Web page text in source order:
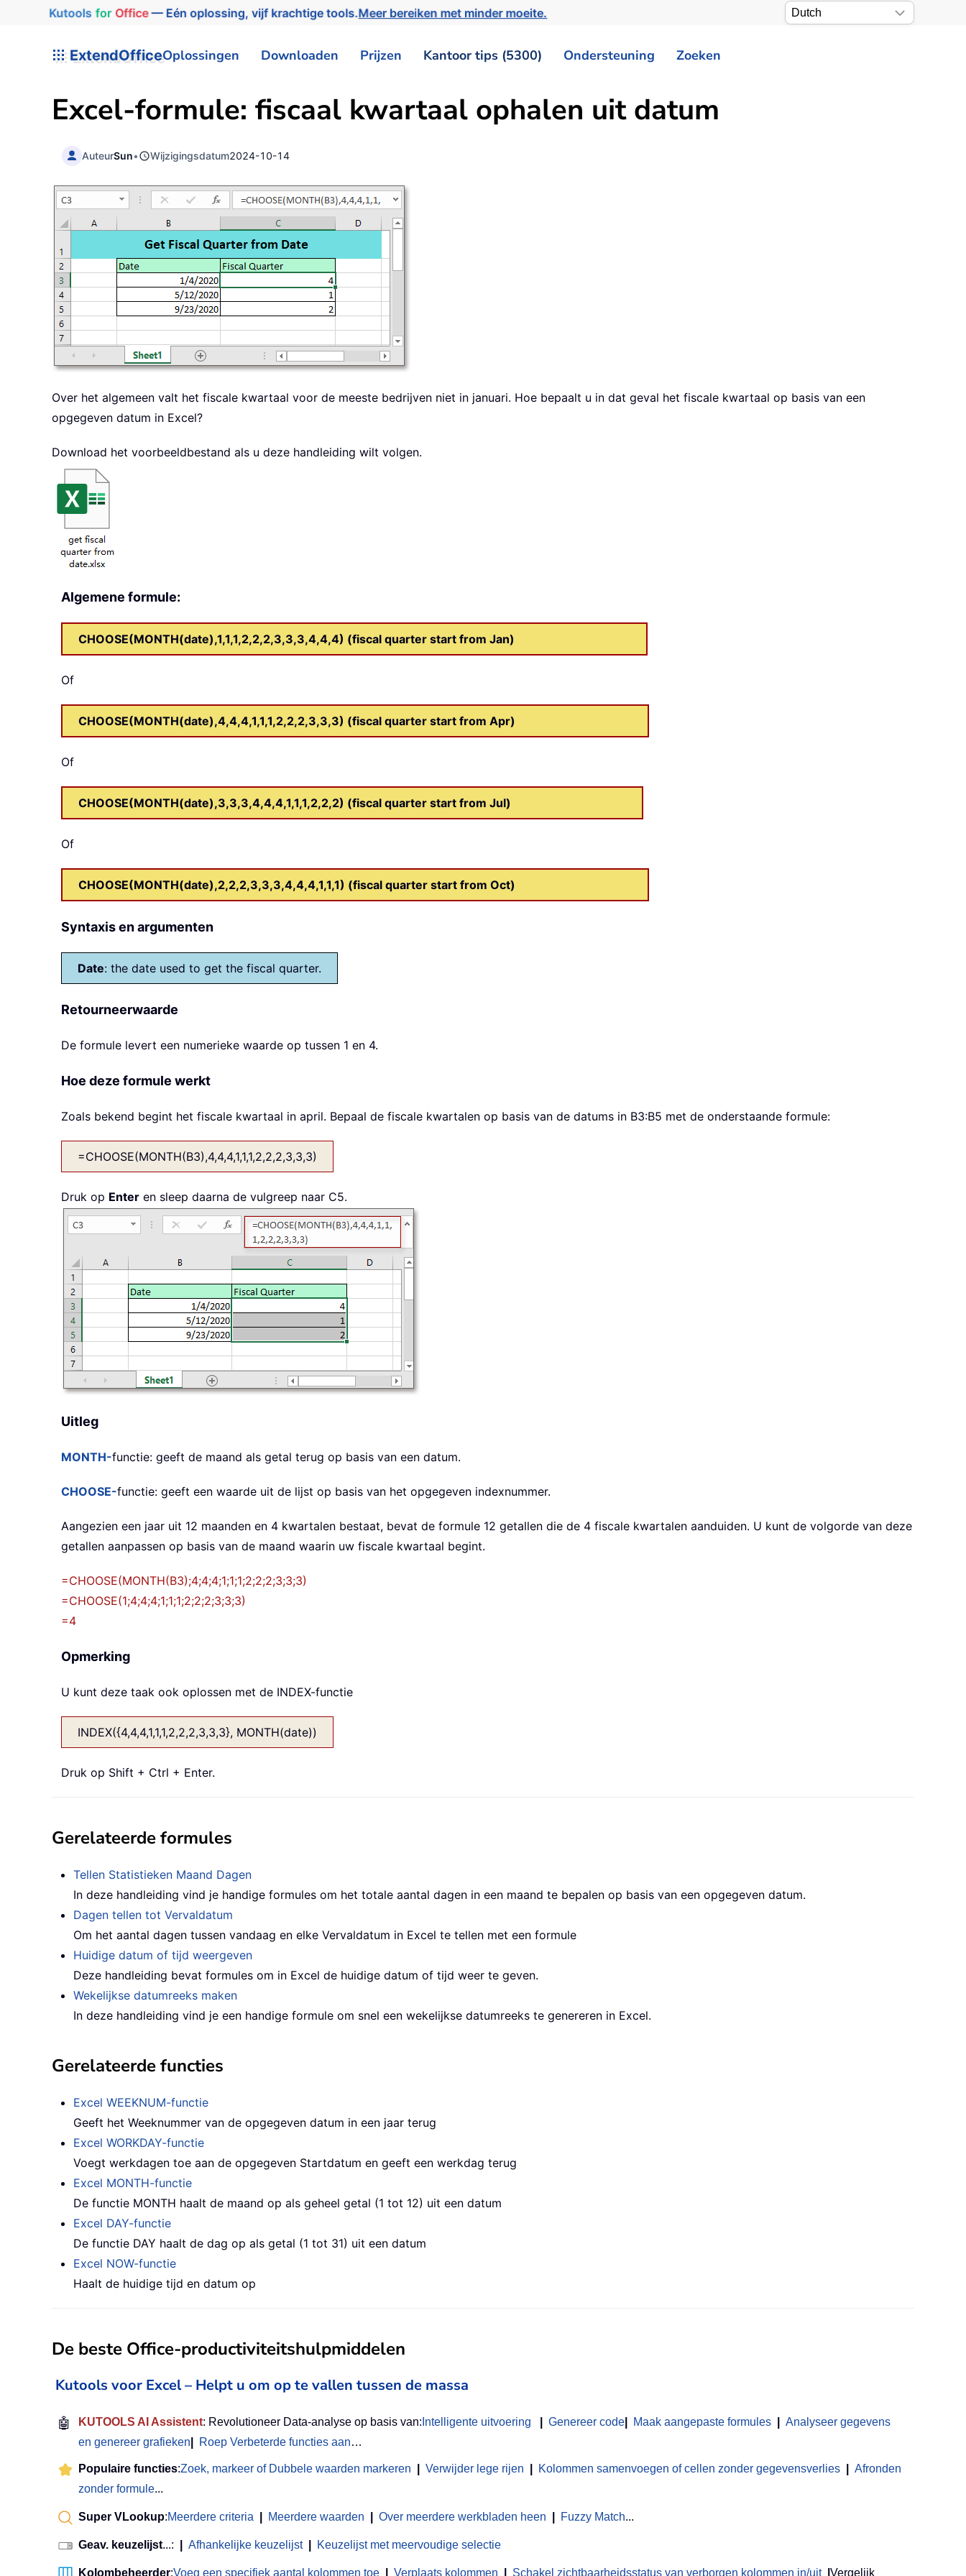
Kutools for Office— Eén oplossing, vijf krachtige tools.Meer bereiken met minder moeite.
ExtendOfficeOplossingen Downloaden Prijzen Kantoor tips (5300) Ondersteuning Zoeken
Excel-formule: fiscaal kwartaal ophalen uit datum
AuteurSun• Wijzigingsdatum2024-10-14
Over het algemeen valt het fiscale kwartaal voor de meeste bedrijven niet in januari. Hoe bepaalt u in dat geval het fiscale kwartaal op basis van een
opgegeven datum in Excel?
Download het voorbeeldbestand als u deze handleiding wilt volgen.
Algemene formule:
CHOOSE(MONTH(date),1,1,1,2,2,2,3,3,3,4,4,4) (fiscal quarter start from Jan)
Of
CHOOSE(MONTH(date),4,4,4,1,1,1,2,2,2,3,3,3) (fiscal quarter start from Apr)
Of
CHOOSE(MONTH(date),3,3,3,4,4,4,1,1,1,2,2,2) (fiscal quarter start from Jul)
Of
CHOOSE(MONTH(date),2,2,2,3,3,3,4,4,4,1,1,1) (fiscal quarter start from Oct)
Syntaxis en argumenten
Date: the date used to get the fiscal quarter.
Retourneerwaarde
De formule levert een numerieke waarde op tussen 1 en 4.
Hoe deze formule werkt
Zoals bekend begint het fiscale kwartaal in april. Bepaal de fiscale kwartalen op basis van de datums in B3:B5 met de onderstaande formule:
=CHOOSE(MONTH(B3),4,4,4,1,1,1,2,2,2,3,3,3)
Druk op Enter en sleep daarna de vulgreep naar C5.
Uitleg
MONTH-functie: geeft de maand als getal terug op basis van een datum.
CHOOSE-functie: geeft een waarde uit de lijst op basis van het opgegeven indexnummer.
Aangezien een jaar uit 12 maanden en 4 kwartalen bestaat, bevat de formule 12 getallen die de 4 fiscale kwartalen aanduiden. U kunt de volgorde van deze
getallen aanpassen op basis van de maand waarin uw fiscale kwartaal begint.
=CHOOSE(MONTH(B3);4;4;4;1;1;1;2;2;2;3;3;3)
=CHOOSE(1;4;4;4;1;1;1;2;2;2;3;3;3)
=4
Opmerking
U kunt deze taak ook oplossen met de INDEX-functie
INDEX({4,4,4,1,1,1,2,2,2,3,3,3}, MONTH(date))
Druk op Shift + Ctrl + Enter.
Gerelateerde formules
Tellen Statistieken Maand Dagen
In deze handleiding vind je handige formules om het totale aantal dagen in een maand te bepalen op basis van een opgegeven datum.
Dagen tellen tot Vervaldatum
Om het aantal dagen tussen vandaag en elke Vervaldatum in Excel te tellen met een formule
Huidige datum of tijd weergeven
Deze handleiding bevat formules om in Excel de huidige datum of tijd weer te geven.
Wekelijkse datumreeks maken
In deze handleiding vind je een handige formule om snel een wekelijkse datumreeks te genereren in Excel.
Gerelateerde functies
Excel WEEKNUM-functie
Geeft het Weeknummer van de opgegeven datum in een jaar terug
Excel WORKDAY-functie
Voegt werkdagen toe aan de opgegeven Startdatum en geeft een werkdag terug
Excel MONTH-functie
De functie MONTH haalt de maand op als geheel getal (1 tot 12) uit een datum
Excel DAY-functie
De functie DAY haalt de dag op als getal (1 tot 31) uit een datum
Excel NOW-functie
Haalt de huidige tijd en datum op
De beste Office-productiviteitshulpmiddelen
Kutools voor Excel – Helpt u om op te vallen tussen de massa
🤖 KUTOOLS AI Assistent: Revolutioneer Data-analyse op basis van: Intelligente uitvoering Genereer code Maak aangepaste formules
Analyseer gegevens
en genereer grafieken
Roep Verbeterde functies aan…
Populaire functies:Zoek, markeer of Dubbele waarden markeren Verwijder lege rijen Kolommen samenvoegen of cellen zonder gegevensverlies
Afronden
zonder formule...
Super VLookup:Meerdere criteria Meerdere waarden Over meerdere werkbladen heen Fuzzy Match...
Geav. keuzelijst...: Afhankelijke keuzelijst Keuzelijst met meervoudige selectie
Kolombeheerder:Voeg een specifiek aantal kolommen toe Verplaats kolommen Schakel zichtbaarheidsstatus van verborgen kolommen in/uit Vergelijk